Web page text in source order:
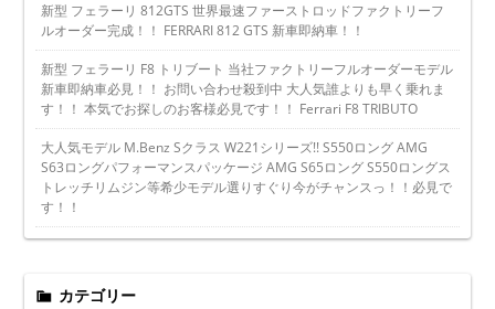
新型 フェラーリ 812GTS 世界最速ファーストロッドファクトリーフ
ルオーダー完成！！ FERRARI 812 GTS 新車即納車！！
新型 フェラーリ F8 トリブート 当社ファクトリーフルオーダーモデル
新車即納車必見！！ お問い合わせ殺到中 大人気誰よりも早く乗れま
す！！ 本気でお探しのお客様必見です！！ Ferrari F8 TRIBUTO
大人気モデル M.Benz Sクラス W221シリーズ!! S550ロング AMG
S63ロングパフォーマンスパッケージ AMG S65ロング S550ロングス
トレッチリムジン等希少モデル選りすぐり今がチャンスっ！！必見で
す！！
カテゴリー